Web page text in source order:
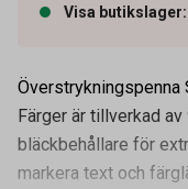
Visa butikslager:
Färger är tillverkad
bläckbehållare för
markera text och